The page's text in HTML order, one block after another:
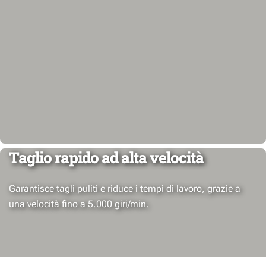
Taglio rapido ad alta velocità
Garantisce tagli puliti e riduce i tempi di lavoro, grazie a
una velocità fino a 5.000 giri/min.